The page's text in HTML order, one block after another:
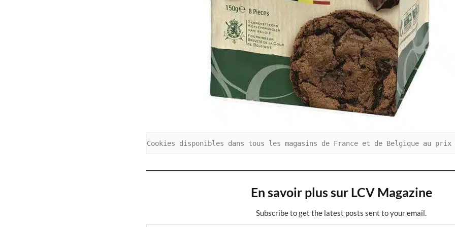
Cookies disponibles dans tous les magasins de France et de Belgique au prix
En savoir plus sur LCV Magazine
Subscribe to get the latest posts sent to your email.
Saisissez votre adresse e-mail…